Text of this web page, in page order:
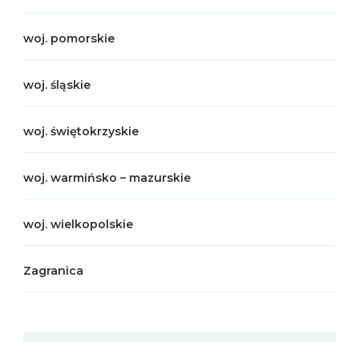
woj. pomorskie
woj. śląskie
woj. świętokrzyskie
woj. warmińsko – mazurskie
woj. wielkopolskie
Zagranica